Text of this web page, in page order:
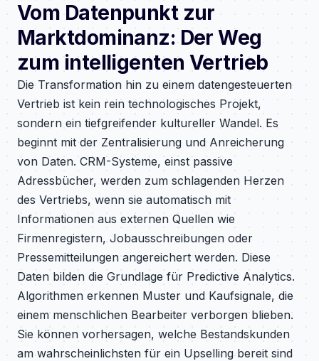
Vom Datenpunkt zur
Marktdominanz: Der Weg
zum intelligenten Vertrieb
Die Transformation hin zu einem datengesteuerten
Vertrieb ist kein rein technologisches Projekt,
sondern ein tiefgreifender kultureller Wandel. Es
beginnt mit der Zentralisierung und Anreicherung
von Daten. CRM-Systeme, einst passive
Adressbücher, werden zum schlagenden Herzen
des Vertriebs, wenn sie automatisch mit
Informationen aus externen Quellen wie
Firmenregistern, Jobausschreibungen oder
Pressemitteilungen angereichert werden. Diese
Daten bilden die Grundlage für Predictive Analytics.
Algorithmen erkennen Muster und Kaufsignale, die
einem menschlichen Bearbeiter verborgen blieben.
Sie können vorhersagen, welche Bestandskunden
am wahrscheinlichsten für ein Upselling bereit sind